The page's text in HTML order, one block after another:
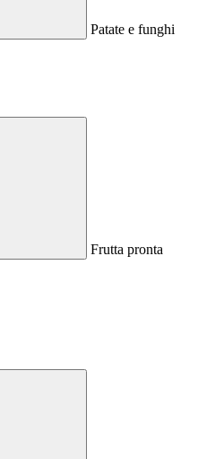
Patate e funghi
Frutta pronta